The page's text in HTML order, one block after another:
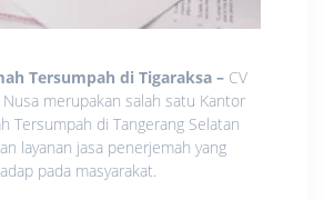
Tersumpah di Tigaraksa – CV
Nusa merupakan salah satu Kantor
Tersumpah di Tangerang Selatan
layanan jasa penerjemah yang
pada masyarakat.